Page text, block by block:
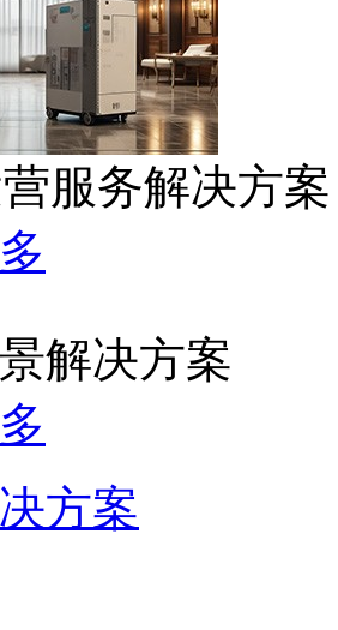
营服务解决方案
解决方案
方案